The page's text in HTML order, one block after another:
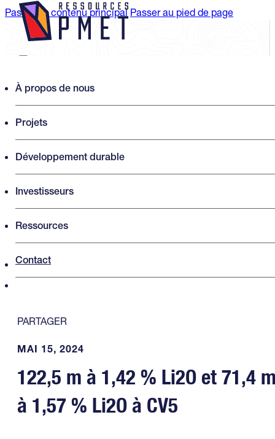
Passer au contenu principal Passer au pied de page
À propos de nous
Projets
Développement durable
Investisseurs
Ressources
Contact
Search PMET Resources
Rechercher
×
PARTAGER
MAI 15, 2024
122,5 m à 1,42 % Li2O et 71,4
à 1,57 % Li2O à CV5